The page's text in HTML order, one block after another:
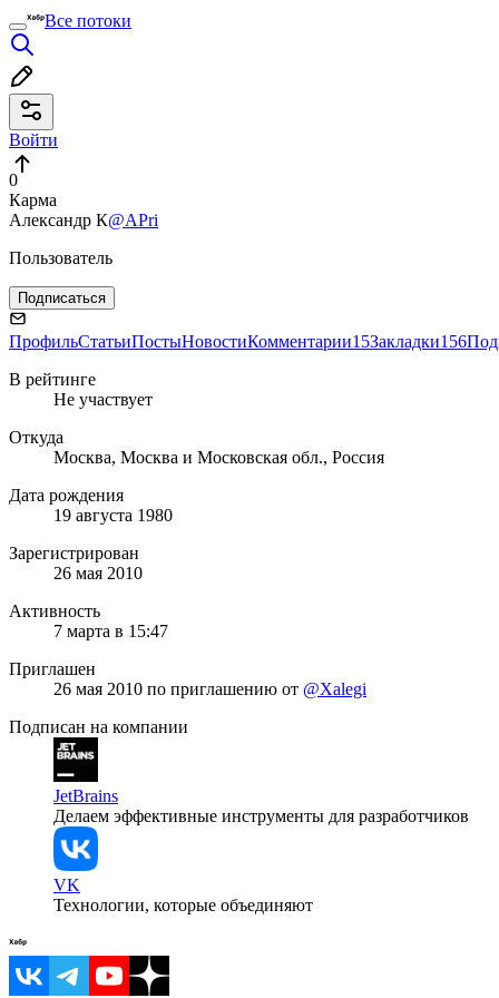
Все потоки
Войти
0
Карма
Александр К@APri
Пользователь
Подписаться
ПрофильСтатьиПостыНовостиКомментарии15Закладки156
В рейтинге
Не участвует
Откуда
Москва, Москва и Московская обл., Россия
Дата рождения
19 августа 1980
Зарегистрирован
26 мая 2010
Активность
7 марта в 15:47
Приглашен
26 мая 2010 по приглашению от @Xalegi
Подписан на компании
JetBrains
Делаем эффективные инструменты для разработчиков
VK
Технологии, которые объединяют